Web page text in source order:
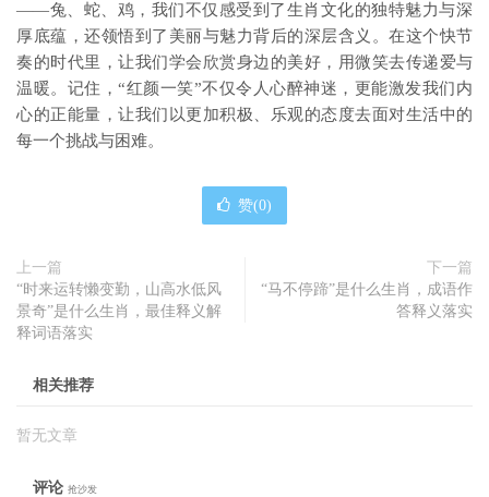
——兔、蛇、鸡，我们不仅感受到了生肖文化的独特魅力与深
厚底蕴，还领悟到了美丽与魅力背后的深层含义。在这个快节
奏的时代里，让我们学会欣赏身边的美好，用微笑去传递爱与
温暖。记住，“红颜一笑”不仅令人心醉神迷，更能激发我们内
心的正能量，让我们以更加积极、乐观的态度去面对生活中的
每一个挑战与困难。
赞(0)
上一篇
“时来运转懒变勤，山高水低风
景奇”是什么生肖，最佳释义解
释词语落实
下一篇
“马不停蹄”是什么生肖，成语作
答释义落实
相关推荐
暂无文章
评论 抢沙发